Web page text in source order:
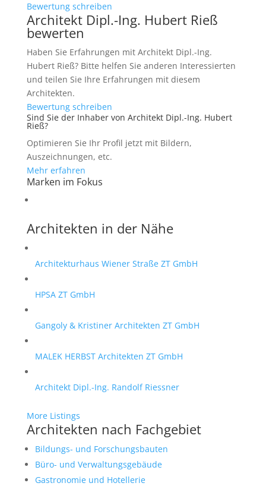
Bewertung schreiben
Architekt Dipl.-Ing. Hubert Rieß
bewerten
Haben Sie Erfahrungen mit Architekt Dipl.-Ing.
Hubert Rieß? Bitte helfen Sie anderen Interessierten
und teilen Sie Ihre Erfahrungen mit diesem
Architekten.
Bewertung schreiben
Sind Sie der Inhaber von Architekt Dipl.-Ing. Hubert
Rieß?
Optimieren Sie Ihr Profil jetzt mit Bildern,
Auszeichnungen, etc.
Mehr erfahren
Marken im Fokus
Architekten in der Nähe
Architekturhaus Wiener Straße ZT GmbH
HPSA ZT GmbH
Gangoly & Kristiner Architekten ZT GmbH
MALEK HERBST Architekten ZT GmbH
Architekt Dipl.-Ing. Randolf Riessner
More Listings
Architekten nach Fachgebiet
Bildungs- und Forschungsbauten
Büro- und Verwaltungsgebäude
Gastronomie und Hotellerie